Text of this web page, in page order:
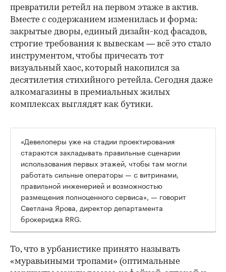
превратили ретейл на первом этаже в актив.
Вместе с содержанием изменилась и форма:
закрытые дворы, единый дизайн-код фасадов,
строгие требования к вывескам — всё это стало
инструментом, чтобы причесать тот
визуальный хаос, который накопился за
десятилетия стихийного ретейла. Сегодня даже
алкомагазины в премиальных жилых
комплексах выглядят как бутики.
00:00
«Девелоперы уже на стадии проектирования
стараются закладывать правильные сценарии
использования первых этажей, чтобы там могли
работать сильные операторы — с витринами,
правильной инженерией и возможностью
размещения полноценного сервиса», — говорит
Светлана Ярова, директор департамента
брокериджа RRG.
То, что в урбанистике принято называть
«муравьиными тропами» (оптимальные